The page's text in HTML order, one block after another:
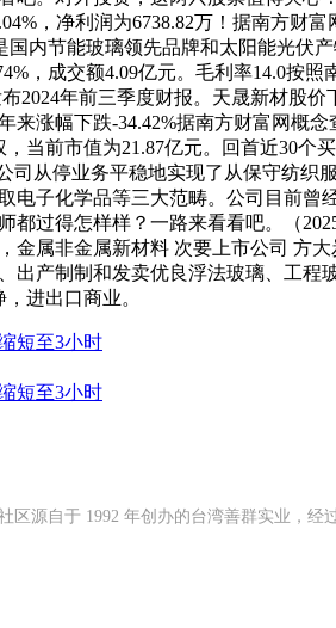
，净利润为6738.82万！据南方财
国内节能玻璃领先品牌和太阳能光
，成交额4.09亿元。毛利率14.0按
2024年前三季度财报。天晟新材股
来涨幅下跌-34.42%据南方财富网概
当前市值为21.87亿元。回首近30个
司从停业务平稳地实现了从保守纺
子化学品等三大范畴。公司目前曾
都过得怎样样？一路来看看吧。（
属非金属新材料 次要上市公司 方
出产制制和发卖优良浮法玻璃、工
进出口商业。
短至3小时
短至3小时
区源自于 1992 年创办的台湾善群实业，经